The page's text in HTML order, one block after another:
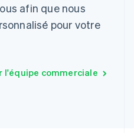
afin que nous
pour votre
l'équipe commerciale